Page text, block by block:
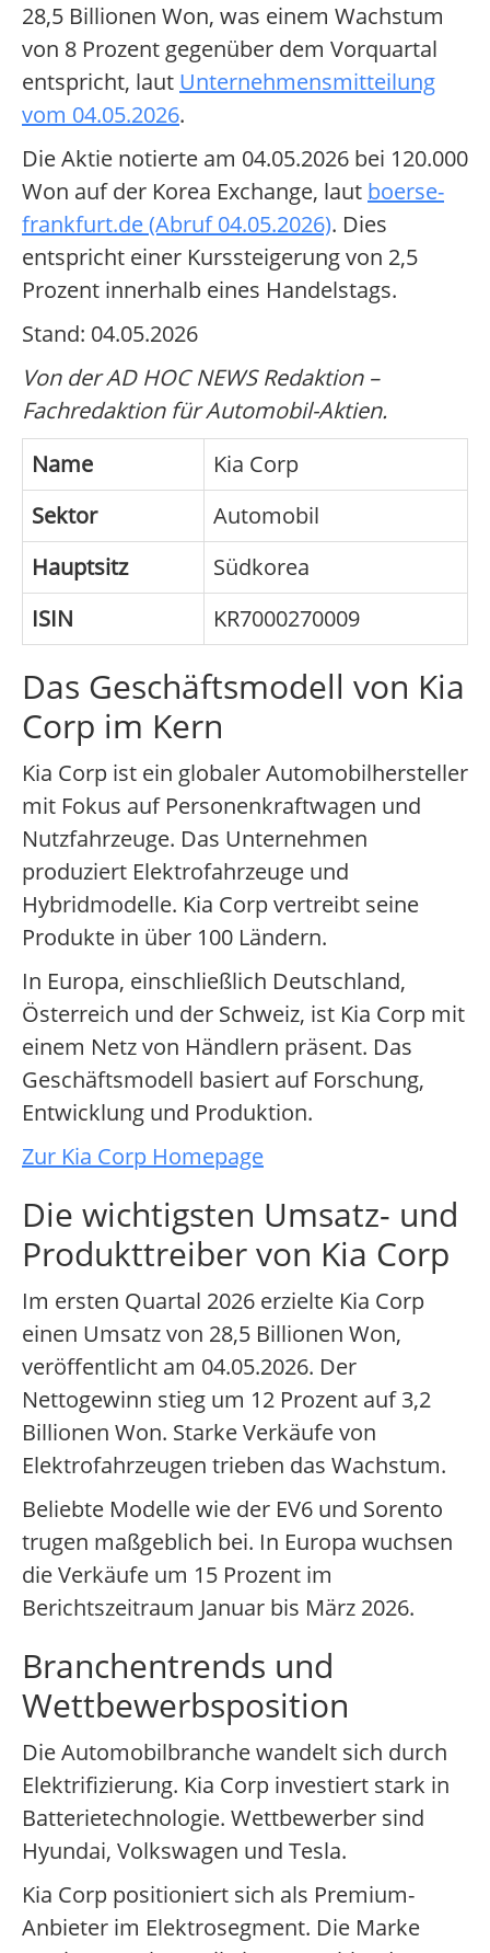
28,5 Billionen Won, was einem Wachstum
von 8 Prozent gegenüber dem Vorquartal
entspricht, laut Unternehmensmitteilung
vom 04.05.2026.
Die Aktie notierte am 04.05.2026 bei 120.000
Won auf der Korea Exchange, laut boerse-
frankfurt.de (Abruf 04.05.2026). Dies
entspricht einer Kurssteigerung von 2,5
Prozent innerhalb eines Handelstags.
Stand: 04.05.2026
Von der AD HOC NEWS Redaktion –
Fachredaktion für Automobil-Aktien.
Name
Kia Corp
Sektor
Automobil
Hauptsitz
Südkorea
ISIN
KR7000270009
Das Geschäftsmodell von Kia
Corp im Kern
Kia Corp ist ein globaler Automobilhersteller
mit Fokus auf Personenkraftwagen und
Nutzfahrzeuge. Das Unternehmen
produziert Elektrofahrzeuge und
Hybridmodelle. Kia Corp vertreibt seine
Produkte in über 100 Ländern.
In Europa, einschließlich Deutschland,
Österreich und der Schweiz, ist Kia Corp mit
einem Netz von Händlern präsent. Das
Geschäftsmodell basiert auf Forschung,
Entwicklung und Produktion.
Zur Kia Corp Homepage
Die wichtigsten Umsatz- und
Produkttreiber von Kia Corp
Im ersten Quartal 2026 erzielte Kia Corp
einen Umsatz von 28,5 Billionen Won,
veröffentlicht am 04.05.2026. Der
Nettogewinn stieg um 12 Prozent auf 3,2
Billionen Won. Starke Verkäufe von
Elektrofahrzeugen trieben das Wachstum.
Beliebte Modelle wie der EV6 und Sorento
trugen maßgeblich bei. In Europa wuchsen
die Verkäufe um 15 Prozent im
Berichtszeitraum Januar bis März 2026.
Branchentrends und
Wettbewerbsposition
Die Automobilbranche wandelt sich durch
Elektrifizierung. Kia Corp investiert stark in
Batterietechnologie. Wettbewerber sind
Hyundai, Volkswagen und Tesla.
Kia Corp positioniert sich als Premium-
Anbieter im Elektrosegment. Die Marke